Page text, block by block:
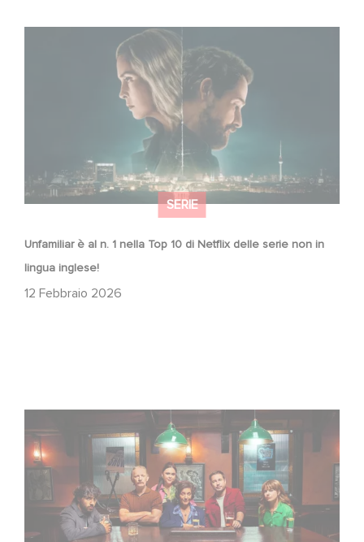
SERIE
Unfamiliar è al n. 1 nella Top 10 di Netflix delle serie non in
lingua inglese!
12 Febbraio 2026
Unfamiliar è al n. 1 nella Top 10 di Netflix delle serie non in
When Broken Hearts Want Revenge: Welcome to The
Revenge Club